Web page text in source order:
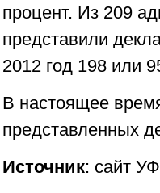
процент. Из 209
представили
2012 год 198 или
В настоящее
представленных
Источник: сайт